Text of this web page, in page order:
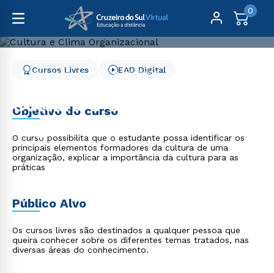
0
Cursos Livres
Gestão e Negócios
Cultura e Clima
Organizacional - 2 meses
Cursos Livres EAD Digital
Objetivo do curso
O curso possibilita que o estudante possa identificar os
principais elementos formadores da cultura de uma
organização, explicar a importância da cultura para as
práticas
Público Alvo
Os cursos livres são destinados a qualquer pessoa que
queira conhecer sobre os diferentes temas tratados, nas
diversas áreas do conhecimento.